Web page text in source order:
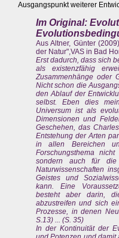
Ausgangspunkt weiterer
Im Original:
Aus Altner, Günter
der Natur",VAS in Bad
Erst dadurch, dass sich
als existenzfähig
Zusammenhänge oder
Nicht schon die
den Ablauf der
selbst. Eben dies
Universum ist als
Dimensionen und
Geschehen, das
Entstehung der Arten
in allen Bereichen
Forschungsthema
sondern auch für die
Naturwissenschaften
Geistes und
kann. Eine
besteht aber darin,
abzustreifen und sich
Prozesse, in denen
S.13) ... (S. 35)
In der Kontinuität der